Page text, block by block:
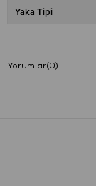
Yaka Tipi
Yorumlar(0)